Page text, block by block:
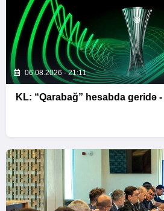
06.08.2026 - 21:11
KL: “Qarabağ” hesabda geridə -